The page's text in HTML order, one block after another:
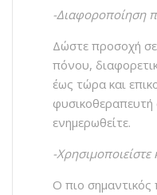
-Διαφοροποίηση
Δώστε προσοχή
πόνου,
έως τώρα και
ενημερωθείτε.
-
Ο πιο